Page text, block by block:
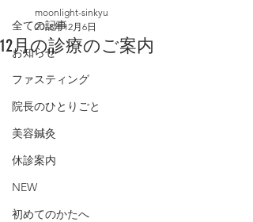
全ての記事
お知らせ
ファスティング
院長のひとりごと
美容鍼灸
休診案内
NEW
初めてのかたへ
12月の診療のご案内
moonlight-sinkyu
2018年12月6日